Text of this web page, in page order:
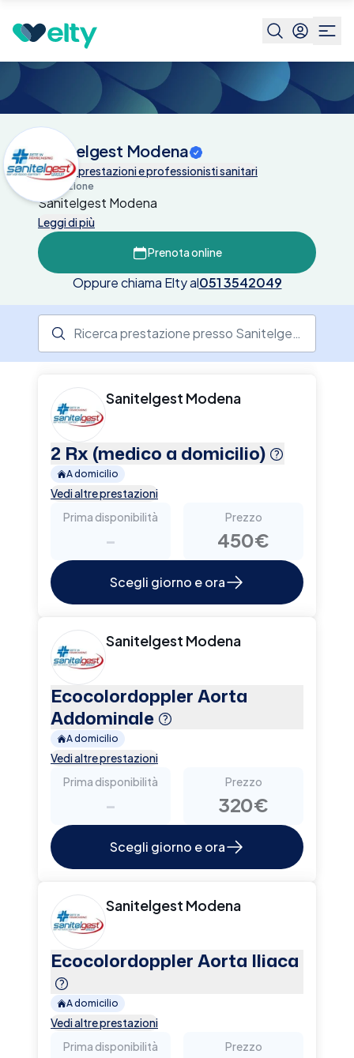
Sanitelgest Modena
Tutte le prestazioni e professionisti sanitari
Descrizione
Sanitelgest Modena
Leggi di più
Prenota online
Oppure chiama Elty al051 3542049
Sanitelgest Modena
2 Rx (medico a domicilio)
A domicilio
Vedi altre prestazioni
Prima disponibilità
-
Prezzo
450€
Scegli giorno e ora
Sanitelgest Modena
Ecocolordoppler Aorta
Addominale
A domicilio
Vedi altre prestazioni
Prima disponibilità
-
Prezzo
320€
Scegli giorno e ora
Sanitelgest Modena
Ecocolordoppler Aorta Iliaca
A domicilio
Vedi altre prestazioni
Prima disponibilità
Prezzo